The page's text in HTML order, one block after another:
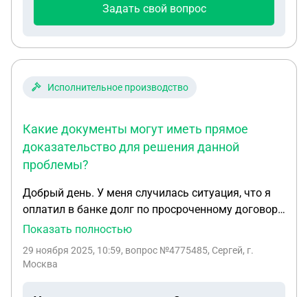
Задать свой вопрос
Исполнительное производство
Какие документы могут иметь прямое
доказательство для решения данной
проблемы?
Добрый день. У меня случилась ситуация, что я
оплатил в банке долг по просроченному договору
29.10.20025 (дата полного погашения кредита).
исполнительное производство от 27.11.2025 о
Показать полностью
29 ноября 2025, 10:59, вопрос №4775485, Сергей, г.
Москва